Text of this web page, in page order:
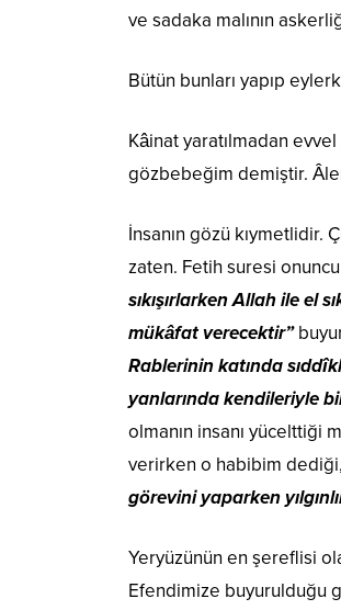
ve sadaka malının
Bütün bunları yapıp
Kâinat yaratılmadan
gözbebeğim demiştir.
İnsanın gözü
zaten. Fetih suresi
sıkışırlarken Allah ile el
mükâfat verecektir”
Rablerinin katında
yanlarında kendileriyle
olmanın insanı yücelttiği
verirken o habibim
görevini yaparken
Yeryüzünün en şereflisi
Efendimize buyurulduğu